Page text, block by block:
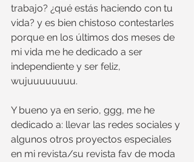
trabajo? ¿qué estás haciendo con tu
vida? y es bien chistoso contestarles
porque en los últimos dos meses de
mi vida me he dedicado a ser
independiente y ser feliz,
wujuuuuuuuu.
Y bueno ya en serio, ggg, me he
dedicado a: llevar las redes sociales y
algunos otros proyectos especiales
en mi revista/su revista fav de moda